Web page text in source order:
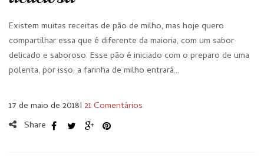
Existem muitas receitas de pão de milho, mas hoje quero
compartilhar essa que é diferente da maioria, com um sabor
delicado e saboroso. Esse pão é iniciado com o preparo de uma
polenta, por isso, a farinha de milho entrará…
17 de maio de 2018I 21 Comentários
Share